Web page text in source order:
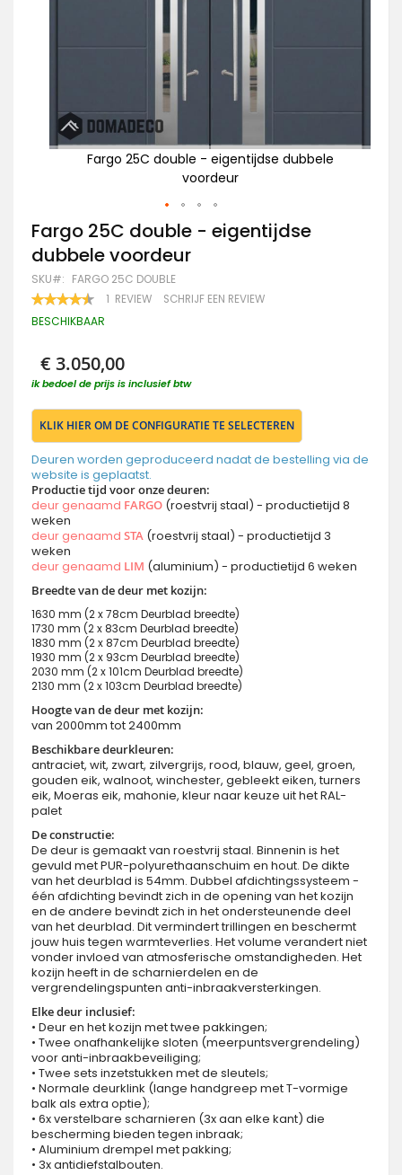
Fargo 25C double - eigentijdse dubbele
voordeur
Ga
naar
het
begin
van
de
afbeeldingen-
Fargo 25C double - eigentijdse
dubbele voordeur
SKU FARGO 25C DOUBLE
WAARDERING:1 REVIEW SCHRIJF EEN REVIEW
BESCHIKBAAR
€ 3.050,00
ik bedoel de prijs is inclusief btw
KLIK HIER OM DE CONFIGURATIE TE SELECTEREN
Deuren worden geproduceerd nadat de bestelling via de
website is geplaatst.
Productie tijd voor onze deuren:
deur genaamd FARGO (roestvrij staal) - productietijd 8
weken
deur genaamd STA (roestvrij staal) - productietijd 3
weken
deur genaamd LIM (aluminium) - productietijd 6 weken
Breedte van de deur met kozijn:
1630 mm (2 x 78cm Deurblad breedte)
1730 mm (2 x 83cm Deurblad breedte)
1830 mm (2 x 87cm Deurblad breedte)
1930 mm (2 x 93cm Deurblad breedte)
2030 mm (2 x 101cm Deurblad breedte)
2130 mm (2 x 103cm Deurblad breedte)
Hoogte van de deur met kozijn:
van 2000mm tot 2400mm
Beschikbare deurkleuren:
antraciet, wit, zwart, zilvergrijs, rood, blauw, geel, groen,
gouden eik, walnoot, winchester, gebleekt eiken, turners
eik, Moeras eik, mahonie, kleur naar keuze uit het RAL-
palet
De constructie:
De deur is gemaakt van roestvrij staal. Binnenin is het
gevuld met PUR-polyurethaanschuim en hout. De dikte
van het deurblad is 54mm. Dubbel afdichtingssysteem -
één afdichting bevindt zich in de opening van het kozijn
en de andere bevindt zich in het ondersteunende deel
van het deurblad. Dit vermindert trillingen en beschermt
jouw huis tegen warmteverlies. Het volume verandert niet
vonder invloed van atmosferische omstandigheden. Het
kozijn heeft in de scharnierdelen en de
vergrendelingspunten anti-inbraakversterkingen.
Elke deur inclusief:
• Deur en het kozijn met twee pakkingen;
• Twee onafhankelijke sloten (meerpuntsvergrendeling)
voor anti-inbraakbeveiliging;
• Twee sets inzetstukken met de sleutels;
• Normale deurklink (lange handgreep met T-vormige
balk als extra optie);
• 6x verstelbare scharnieren (3x aan elke kant) die
bescherming bieden tegen inbraak;
• Aluminium drempel met pakking;
• 3x antidiefstalbouten.